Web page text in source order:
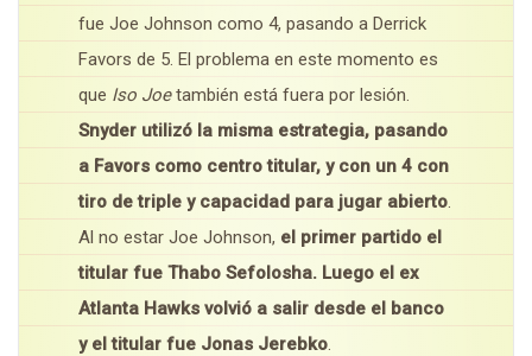
fue Joe Johnson como 4, pasando a Derrick
Favors de 5. El problema en este momento es
que Iso Joetambién está fuera por lesión.
Snyder utilizó la misma estrategia, pasando
a Favors como centro titular, y con un 4 con
tiro de triple y capacidad para jugar abierto.
Al no estar Joe Johnson, el primer partido el
titular fue Thabo Sefolosha. Luego el ex
Atlanta Hawks volvió a salir desde el banco
y el titular fue Jonas Jerebko.